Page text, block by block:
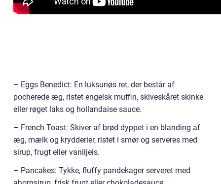
– Eggs Benedict: En luksuriøs ret, der består af
pocherede æg, ristet engelsk muffin, skiveskåret skinke
eller røget laks og hollandaise sauce.
– French Toast: Skiver af brød dyppet i en blanding af
æg, mælk og krydderier, ristet i smør og serveres med
sirup, frugt eller vaniljeis.
– Pancakes: Tykke, fluffy pandekager serveret med